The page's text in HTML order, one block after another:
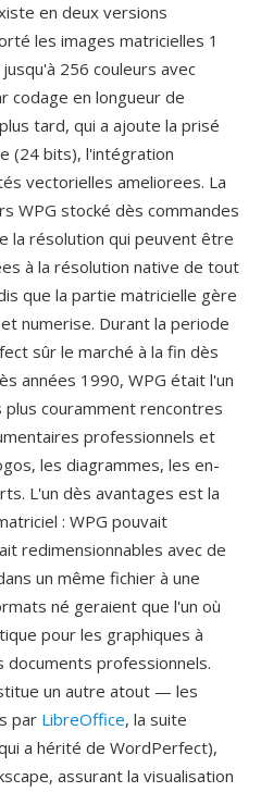
en deux versions
les images matricielles 1
256 couleurs avec
codage en longueur de
tard, qui a ajoute la prisé
(24 bits), l'intégration
vectorielles ameliorees. La
WPG stocké dès commandes
la résolution qui peuvent être
à la résolution native de tout
que la partie matricielle gère
numerise. Durant la periode
sûr le marché à la fin dès
années 1990, WPG était l'un
couramment rencontres
professionnels et
les diagrammes, les en-
L'un dès avantages est la
: WPG pouvait
redimensionnables avec de
un même fichier à une
né geraient que l'un où
pour les graphiques à
professionnels.
un autre atout — les
par LibreOffice, la suite
a hérité de WordPerfect),
assurant la visualisation